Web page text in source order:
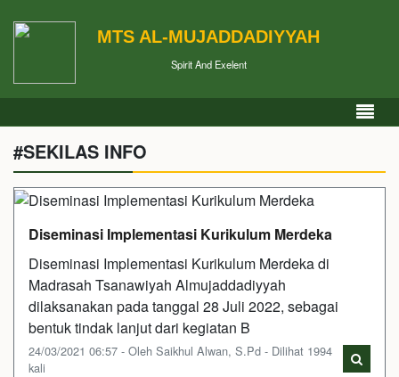
MTS AL-MUJADDADIYYAH
Spirit And Exelent
#SEKILAS INFO
Diseminasi Implementasi Kurikulum Merdeka
Diseminasi Implementasi Kurikulum Merdeka di
Madrasah Tsanawiyah Almujaddadiyyah
dilaksanakan pada tanggal 28 Juli 2022, sebagai
bentuk tindak lanjut dari kegiatan B
24/03/2021 06:57 - Oleh Saikhul Alwan, S.Pd - Dilihat 1994
kali